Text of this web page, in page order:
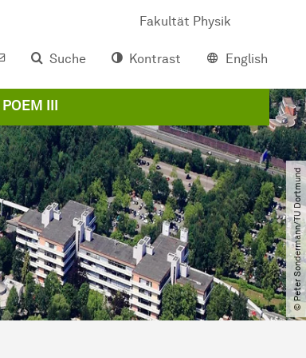
Fakultät Physik
Suche
Kontrast English
POEM III
© Peter Sondermann​/​TU Dortmund